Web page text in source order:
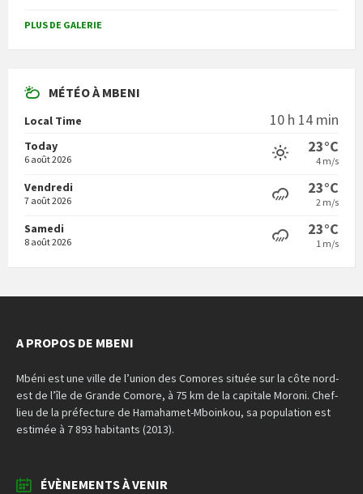
PLUS DE GALERIE
MÉTÉO À MBENI
Local Time 10 h 14 min
Today
6 août 2026
23°C
4 m/s
Vendredi
7 août 2026
23°C
2 m/s
Samedi
8 août 2026
23°C
1 m/s
A PROPOS DE MBENI
Mbéni est une ville de l’union des Comores située sur la côte nord-
est de l’île de Grande Comore, à 75 km de la capitale Moroni. Chef-
lieu de la préfecture de Hamahamet-Mboinkou, sa population est
estimée à 7 893 habitants (2013).
ÉVÈNEMENTS À VENIR